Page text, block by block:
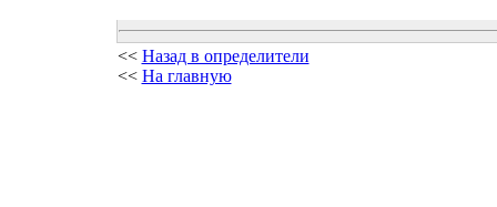
<< Назад в определители
<< На главную